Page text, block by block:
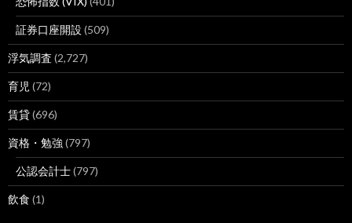
証券口座開設 (509)
浮気調査 (2,727)
育児 (72)
賃貸(696)
資格・勉強 (797)
公認会計士(797)
飲食 (1)